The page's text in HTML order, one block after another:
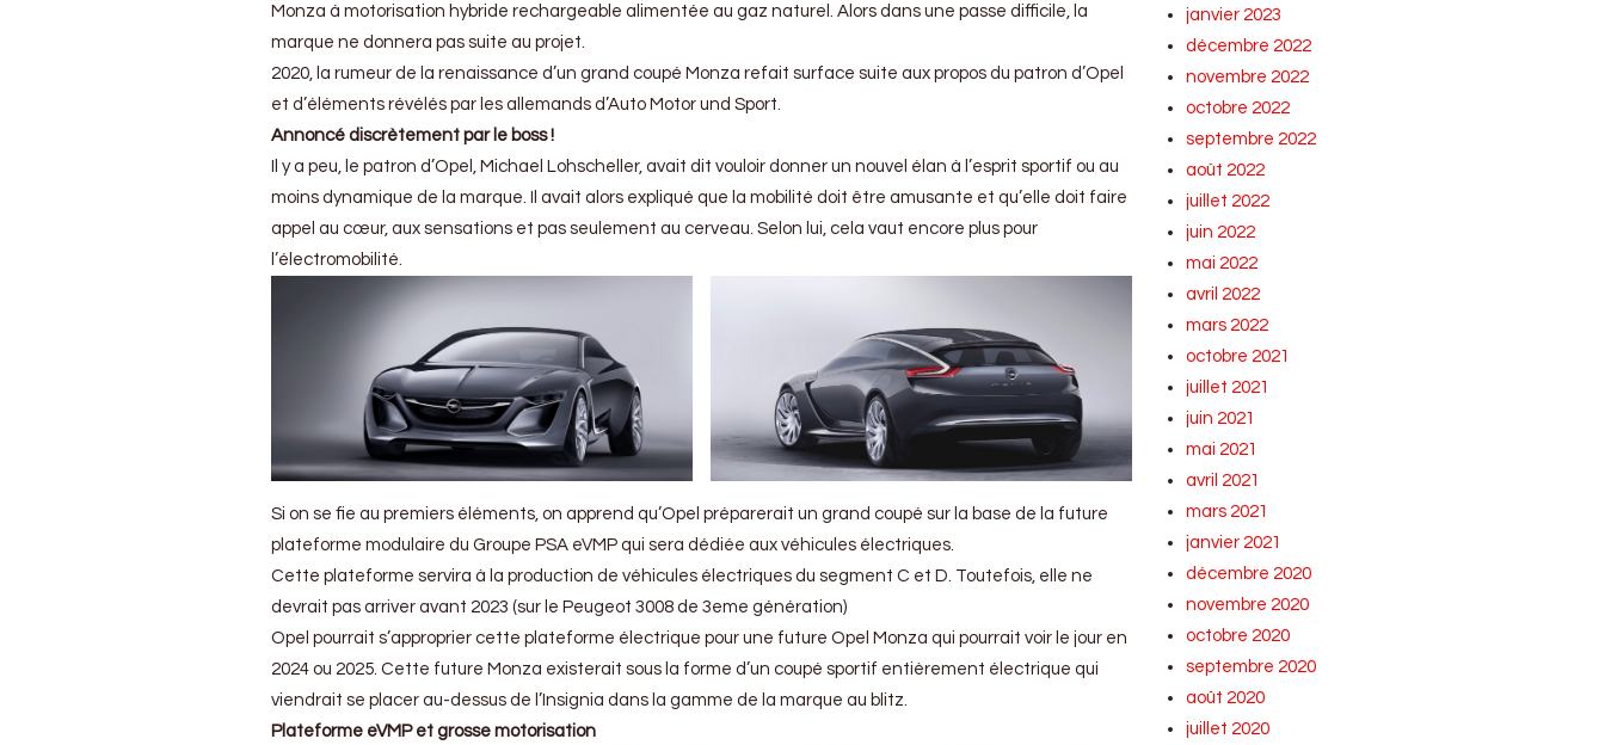
Monza à motorisation hybride rechargeable alimentée au gaz naturel. Alors dans une passe difficile, la
marque ne donnera pas suite au projet.
2020, la rumeur de la renaissance d’un grand coupé Monza refait surface suite aux propos du patron d’Opel
et d’éléments révélés par les allemands d’Auto Motor und Sport.
Annoncé discrètement par le boss !
Il y a peu, le patron d’Opel, Michael Lohscheller, avait dit vouloir donner un nouvel élan à l’esprit sportif ou au
moins dynamique de la marque. Il avait alors expliqué que la mobilité doit être amusante et qu’elle doit faire
appel au cœur, aux sensations et pas seulement au cerveau. Selon lui, cela vaut encore plus pour
l’électromobilité.
Si on se fie au premiers éléments, on apprend qu’Opel préparerait un grand coupé sur la base de la future
plateforme modulaire du Groupe PSA eVMP qui sera dédiée aux véhicules électriques.
Cette plateforme servira à la production de véhicules électriques du segment C et D. Toutefois, elle ne
devrait pas arriver avant 2023 (sur le Peugeot 3008 de 3eme génération)
Opel pourrait s’approprier cette plateforme électrique pour une future Opel Monza qui pourrait voir le jour en
2024 ou 2025. Cette future Monza existerait sous la forme d’un coupé sportif entièrement électrique qui
viendrait se placer au-dessus de l’Insignia dans la gamme de la marque au blitz.
Plateforme eVMP et grosse motorisation
janvier 2023
décembre 2022
novembre 2022
octobre 2022
septembre 2022
août 2022
juillet 2022
juin 2022
mai 2022
avril 2022
mars 2022
octobre 2021
juillet 2021
juin 2021
mai 2021
avril 2021
mars 2021
janvier 2021
décembre 2020
novembre 2020
octobre 2020
septembre 2020
août 2020
juillet 2020